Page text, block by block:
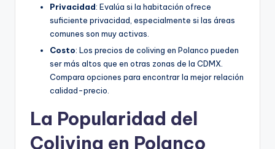
Privacidad: Evalúa si la habitación ofrece
suficiente privacidad, especialmente si las áreas
comunes son muy activas.
Costo: Los precios de coliving en Polanco pueden
ser más altos que en otras zonas de la CDMX.
Compara opciones para encontrar la mejor relación
calidad-precio.
La Popularidad del
Coliving en Polanco